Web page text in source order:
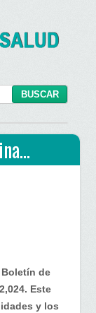
de
Este
y los